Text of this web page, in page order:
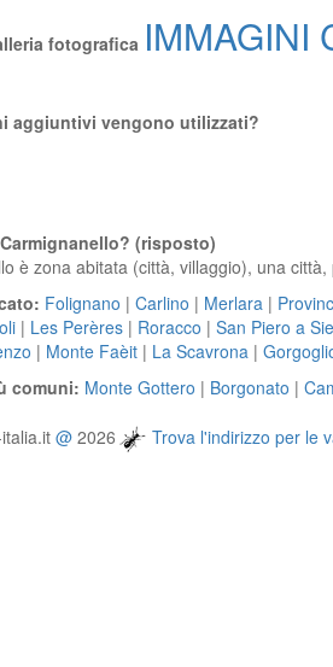
fotografica IMMAGINI
aggiuntivi vengono utilizzati?
(risposto)
è zona abitata (città, villaggio), una
Folignano | Carlino | Merlara |
| Les Perères | Roracco | San Piero a
| Monte Faèit | La Scavrona |
comuni: Monte Gottero | Borgonato |
@ 2026 Trova l'indirizzo per le